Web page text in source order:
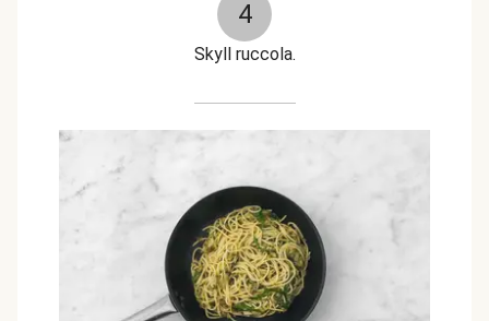
4
Skyll ruccola.